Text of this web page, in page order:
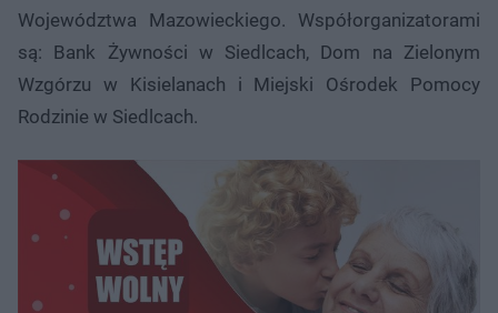
Województwa Mazowieckiego. Współorganizatorami
są: Bank Żywności w Siedlcach, Dom na Zielonym
Wzgórzu w Kisielanach i Miejski Ośrodek Pomocy
Rodzinie w Siedlcach.